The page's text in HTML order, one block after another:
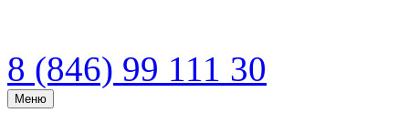
8 (846) 99 111 30
Меню